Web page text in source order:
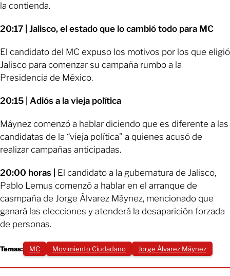
la contienda.
20:17 | Jalisco, el estado que lo cambió todo para MC
El candidato del MC expuso los motivos por los que eligió
Jalisco para comenzar su campaña rumbo a la
Presidencia de México.
20:15 | Adiós a la vieja política
Máynez comenzó a hablar diciendo que es diferente a las
candidatas de la “vieja política” a quienes acusó de
realizar campañas anticipadas.
20:00 horas |
El candidato a la gubernatura de Jalisco,
Pablo Lemus comenzó a hablar en el arranque de
casmpaña de Jorge Álvarez Máynez, mencionado que
ganará las elecciones y atenderá la desaparición forzada
de personas.
Temas: MC Movimiento Ciudadano Jorge Álvarez Máynez